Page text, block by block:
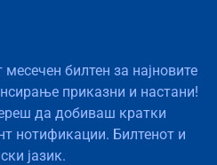
билтен за најновите
приказни и настани!
да добиваш кратки
нотификации. Билтенот и
јазик.